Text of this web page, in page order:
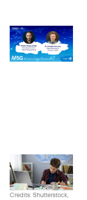
Credits: Shutterstock,